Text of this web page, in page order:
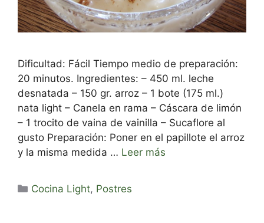
Dificultad: Fácil Tiempo medio de preparación:
20 minutos. Ingredientes: – 450 ml. leche
desnatada – 150 gr. arroz – 1 bote (175 ml.)
nata light – Canela en rama – Cáscara de limón
– 1 trocito de vaina de vainilla – Sucaflore al
gusto Preparación: Poner en el papillote el arroz
y la misma medida … Leer más
Categorías
Cocina Light, Postres